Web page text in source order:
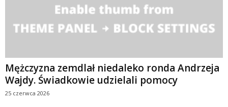
Mężczyzna zemdlał niedaleko ronda Andrzeja
Wajdy. Świadkowie udzielali pomocy
25 czerwca 2026